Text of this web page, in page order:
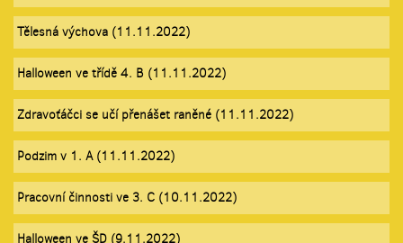
Tělesná výchova (11.11.2022)
Halloween ve třídě 4. B (11.11.2022)
Zdravoťáčci se učí přenášet raněné (11.11.2022)
Podzim v 1. A (11.11.2022)
Pracovní činnosti ve 3. C (10.11.2022)
Halloween ve ŠD (9.11.2022)